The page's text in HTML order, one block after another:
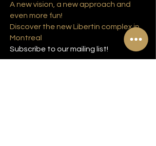
A new vision, a new approach and
even more fun!
Discover the new Libertin complex in
Montreal
Subscribe to our mailing list!